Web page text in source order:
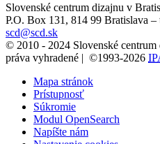
Slovenské centrum dizajnu v
P.O. Box 131, 814 99 Bratislava –
scd@scd.sk
© 2010 - 2024 Slovenské
práva vyhradené | ©1993-2026
Mapa stránok
Prístupnosť
Súkromie
Modul OpenSearch
Napíšte nám